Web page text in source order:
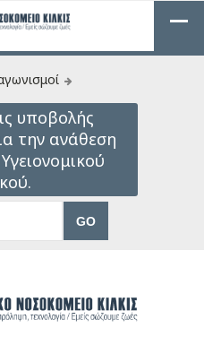
υποβολής
την ανάθεση